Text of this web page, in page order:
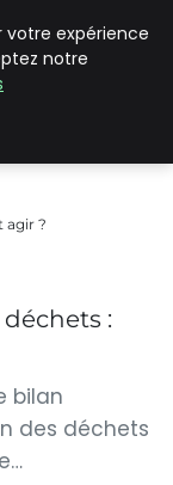
agir ?
:
bilan
des déchets
votre expérience
notre